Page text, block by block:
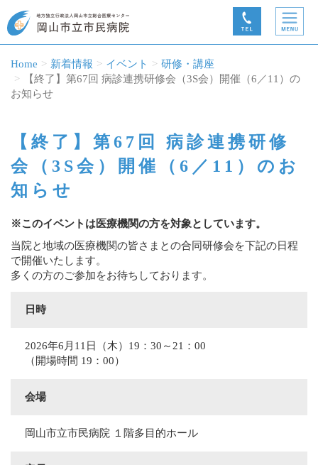
Home 新着情報 イベント
研修・講座
【終了】第67回 病診連携研修会（3S会）開催（6／11）の
お知らせ
【終了】第67回 病診連携研修
会（3S会）開催（6／11）のお
知らせ
※このイベントは医療機関の方を対象としています。
当院と地域の医療機関の皆さまとの合同研修会を下記の日程
で開催いたします。
多くの方のご参加をお待ちしております。
日時
2026年6月11日（木）19：30～21：00
（開場時間 19：00）
会場
岡山市立市民病院 １階多目的ホール